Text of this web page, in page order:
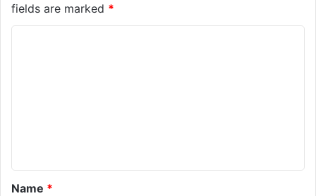
fields are marked *
*
Name *